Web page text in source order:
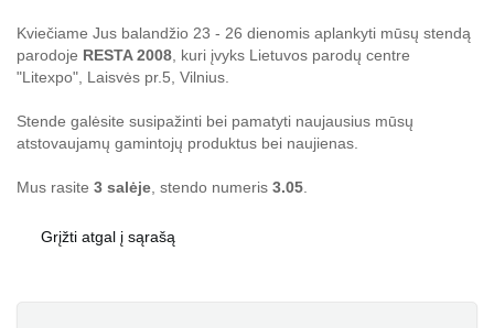
Kviečiame Jus balandžio 23 - 26 dienomis aplankyti mūsų stendą
parodoje RESTA 2008 , kuri įvyks Lietuvos parodų centre
"Litexpo", Laisvės pr.5, Vilnius.
Stende galėsite susipažinti bei pamatyti naujausius mūsų
atstovaujamų gamintojų produktus bei naujienas.
Mus rasite 3 salėje , stendo numeris 3.05
Grįžti atgal į sąrašą